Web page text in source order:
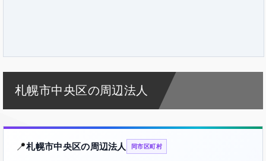
札幌市中央区の周辺法人
📍札幌市中央区の周辺法人 同市区町村